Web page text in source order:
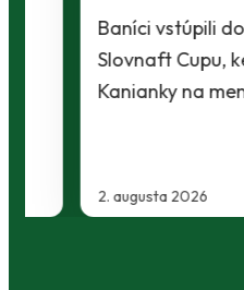
2. augusta 2026
Baníci vstúpili do
Slovnaft Cupu, keď
Kanianky na menšie